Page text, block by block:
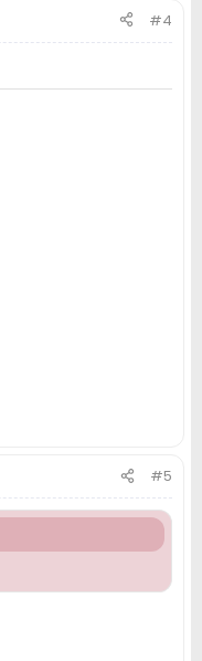
#4
#5